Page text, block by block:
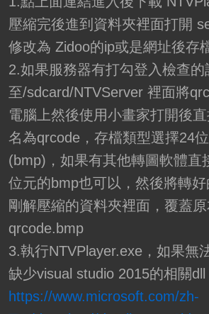
壓縮完後進到資料夾裡面打開
修改為 Zidoo的ip或是網址後存
2.如果服務器有打勾登入檢查的
至/sdcard/NTVServer 裡面將
電腦上然後使用小畫家打開後
名為qrcode，存檔類型選擇24
(bmp)，如果有其他轉圖軟體直
位元的bmp也可以，然後將轉
剛解壓縮的資料夾裡面，覆蓋
qrcode.bmp
3.執行NTVPlayer.exe，如果無
缺少visual studio 2015的相關dll
https://www.microsoft.com/zh-